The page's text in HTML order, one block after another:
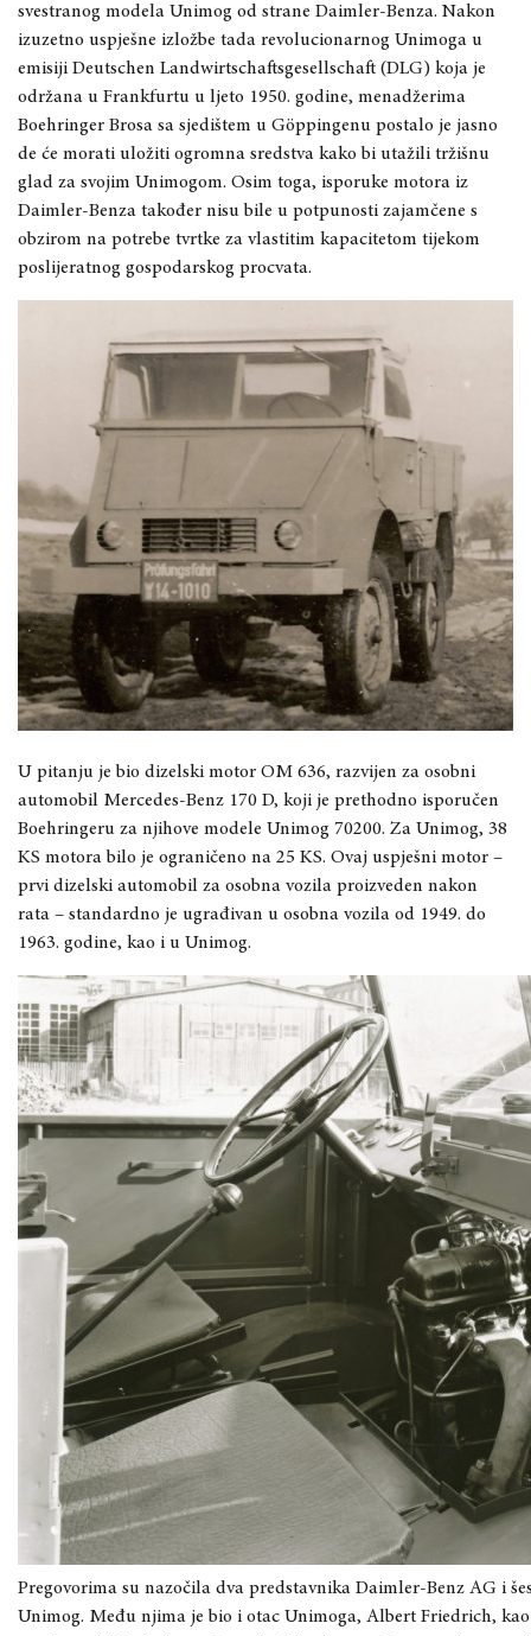
svestranog modela Unimog od strane Daimler-Benza. Nakon
izuzetno uspješne izložbe tada revolucionarnog Unimoga u
emisiji Deutschen Landwirtschaftsgesellschaft (DLG) koja je
održana u Frankfurtu u ljeto 1950. godine, menadžerima
Boehringer Brosa sa sjedištem u Göppingenu postalo je jasno
de će morati uložiti ogromna sredstva kako bi utažili tržišnu
glad za svojim Unimogom. Osim toga, isporuke motora iz
Daimler-Benza također nisu bile u potpunosti zajamčene s
obzirom na potrebe tvrtke za vlastitim kapacitetom tijekom
poslijeratnog gospodarskog procvata.
U pitanju je bio dizelski motor OM 636, razvijen za osobni
automobil Mercedes-Benz 170 D, koji je prethodno isporučen
Boehringeru za njihove modele Unimog 70200. Za Unimog, 38
KS motora bilo je ograničeno na 25 KS. Ovaj uspješni motor –
prvi dizelski automobil za osobna vozila proizveden nakon
rata – standardno je ugrađivan u osobna vozila od 1949. do
1963. godine, kao i u Unimog.
Pregovorima su nazočila dva predstavnika Daimler-Benz AG i
Unimog. Među njima je bio i otac Unimoga, Albert Friedrich,